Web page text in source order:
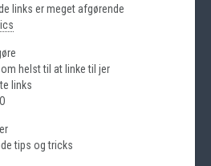
links er meget afgørende
helst til at linke til jer
links
tips og tricks